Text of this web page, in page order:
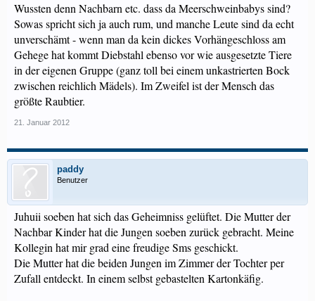
Wussten denn Nachbarn etc. dass da Meerschweinbabys sind?
Sowas spricht sich ja auch rum, und manche Leute sind da echt
unverschämt - wenn man da kein dickes Vorhängeschloss am
Gehege hat kommt Diebstahl ebenso vor wie ausgesetzte Tiere
in der eigenen Gruppe (ganz toll bei einem unkastrierten Bock
zwischen reichlich Mädels). Im Zweifel ist der Mensch das
größte Raubtier.
21. Januar 2012
paddy
Benutzer
Juhuii soeben hat sich das Geheimniss gelüftet. Die Mutter der
Nachbar Kinder hat die Jungen soeben zurück gebracht. Meine
Kollegin hat mir grad eine freudige Sms geschickt.
Die Mutter hat die beiden Jungen im Zimmer der Tochter per
Zufall entdeckt. In einem selbst gebastelten Kartonkäfig.